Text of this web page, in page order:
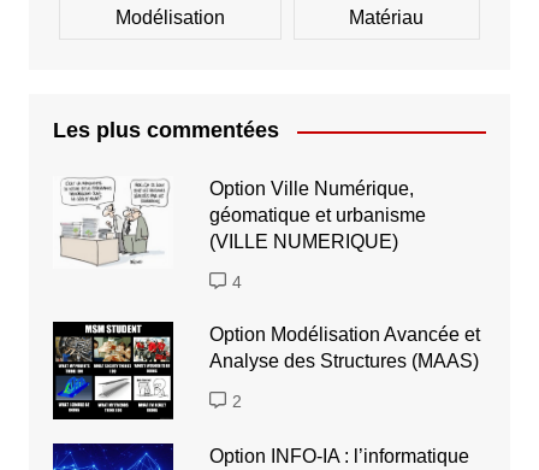
Modélisation Matériau
Les plus commentées
Option Ville Numérique,
géomatique et urbanisme
(VILLE NUMERIQUE)
4
Option Modélisation Avancée et
Analyse des Structures (MAAS)
2
Option INFO-IA : l’informatique